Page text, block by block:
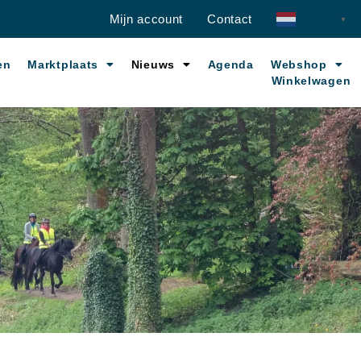
Mijn account Contact ▼
Marktplaats Nieuws Agenda
Webshop
Winkelwagen